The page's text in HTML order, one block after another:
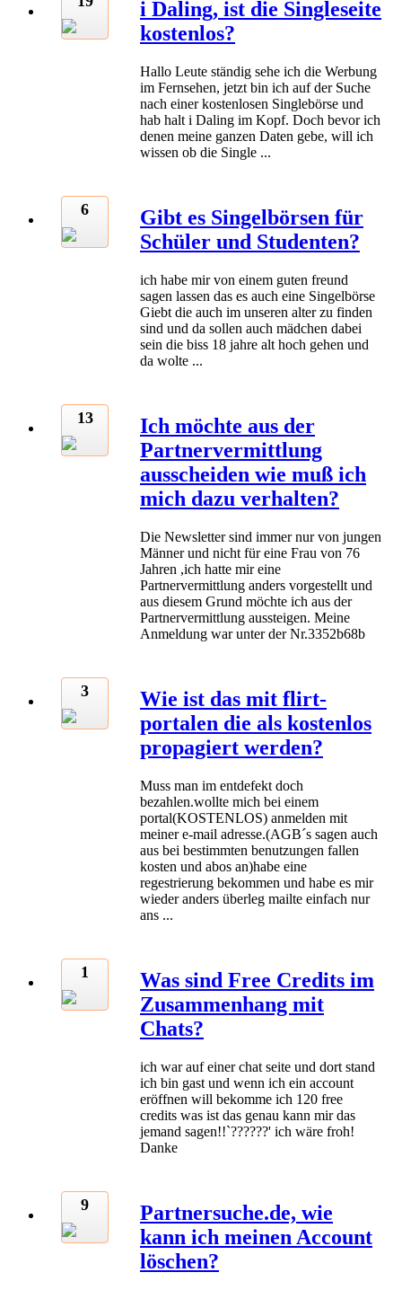
i Daling, ist die Singleseite
kostenlos?
Hallo Leute ständig sehe ich die Werbung
im Fernsehen, jetzt bin ich auf der Suche
nach einer kostenlosen Singlebörse und
hab halt i Daling im Kopf. Doch bevor ich
denen meine ganzen Daten gebe, will ich
wissen ob die Single ...
6
Gibt es Singelbörsen für
Schüler und Studenten?
ich habe mir von einem guten freund
sagen lassen das es auch eine Singelbörse
Giebt die auch im unseren alter zu finden
sind und da sollen auch mädchen dabei
sein die biss 18 jahre alt hoch gehen und
da wolte ...
13
Ich möchte aus der
Partnervermittlung
ausscheiden wie muß ich
mich dazu verhalten?
Die Newsletter sind immer nur von jungen
Männer und nicht für eine Frau von 76
Jahren ,ich hatte mir eine
Partnervermittlung anders vorgestellt und
aus diesem Grund möchte ich aus der
Partnervermittlung aussteigen. Meine
Anmeldung war unter der Nr.3352b68b
3
Wie ist das mit flirt-
portalen die als kostenlos
propagiert werden?
Muss man im entdefekt doch
bezahlen.wollte mich bei einem
portal(KOSTENLOS) anmelden mit
meiner e-mail adresse.(AGB´s sagen auch
aus bei bestimmten benutzungen fallen
kosten und abos an)habe eine
regestrierung bekommen und habe es mir
wieder anders überleg mailte einfach nur
ans ...
1
Was sind Free Credits im
Zusammenhang mit
Chats?
ich war auf einer chat seite und dort stand
ich bin gast und wenn ich ein account
eröffnen will bekomme ich 120 free
credits was ist das genau kann mir das
jemand sagen!!`??????' ich wäre froh!
Danke
9
Partnersuche.de, wie
kann ich meinen Account
löschen?